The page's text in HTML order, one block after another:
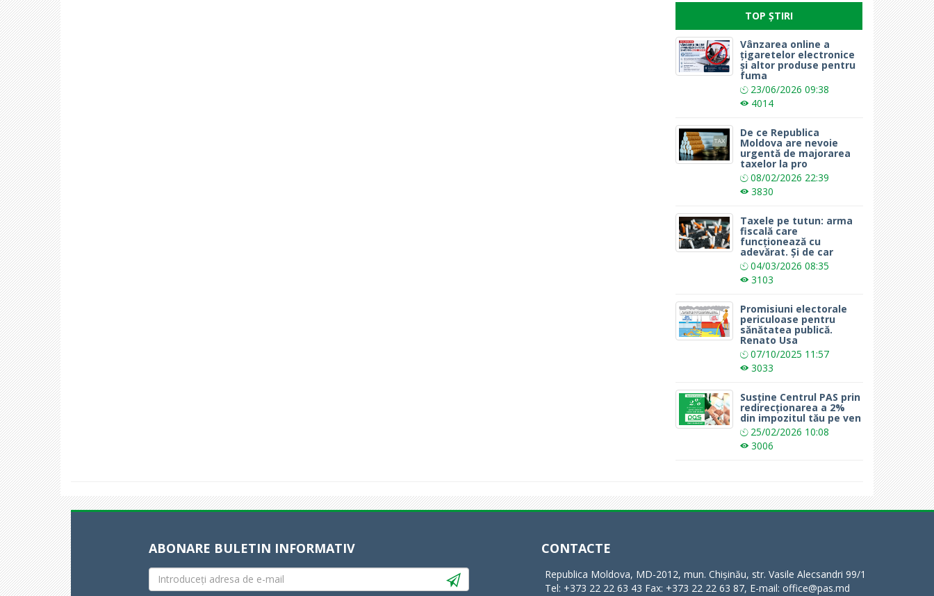
TOP ȘTIRI
Vânzarea online a
țigaretelor electronice
și altor produse pentru
fuma
23/06/2026 09:38
4014
De ce Republica
Moldova are nevoie
urgentă de majorarea
taxelor la pro
08/02/2026 22:39
3830
Taxele pe tutun: arma
fiscală care
funcționează cu
adevărat. Și de car
04/03/2026 08:35
3103
Promisiuni electorale
periculoase pentru
sănătatea publică.
Renato Usa
07/10/2025 11:57
3033
Susține Centrul PAS prin
redirecționarea a 2%
din impozitul tău pe ven
25/02/2026 10:08
3006
ABONARE BULETIN INFORMATIV CONTACTE
Republica Moldova, MD-2012, mun. Chișinău, str. Vasile Alecsandri 99/1
Tel: +373 22 22 63 43 Fax: +373 22 22 63 87, E-mail: office@pas.md